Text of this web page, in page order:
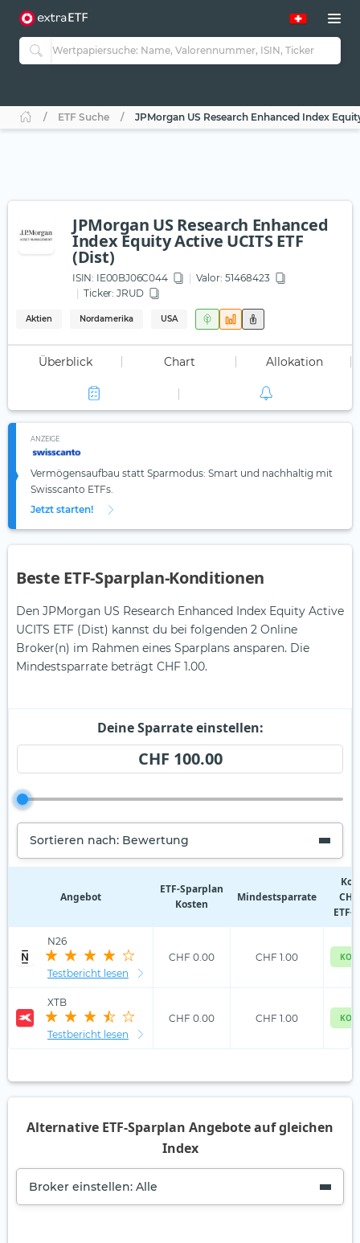
ETF Suche JPMorgan US Research Enhanced Index
JPMorgan US Research Enhanced
Index Equity Active UCITS ETF
(Dist)
ISIN: IE00BJ06C044
Valor: 51468423
Ticker: JRUD
Aktien Nordamerika USA
Überblick Chart Allokation
ANZEIGE
Vermögensaufbau statt Sparmodus: Smart und nachhaltig mit
Swisscanto ETFs.
Jetzt starten!
Beste ETF-Sparplan-Konditionen
Den JPMorgan US Research Enhanced Index Equity Active
UCITS ETF (Dist) kannst du bei folgenden 2 Online
Broker(n) im Rahmen eines Sparplans ansparen. Die
Mindestsparrate beträgt CHF 1.00.
Deine Sparrate einstellen:
CHF 100.00
Sortieren nach: Bewertung
Angebot
ETF‑Sparplan
Kosten
Mindestsparrate
ETF-
N26
Testbericht lesen
CHF 0.00 CHF 1.00
XTB
Testbericht lesen
CHF 0.00 CHF 1.00
Alternative ETF-Sparplan Angebote auf gleichen
Index
Broker einstellen: Alle